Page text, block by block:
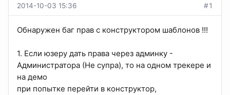
2014-10-03 15:36 #1
Обнаружен баг прав с конструктором шаблонов !!!
1. Если юзеру дать права через админку -
Администратора (Не супра), то на одном трекере и
на демо
при попытке перейти в конструктор,